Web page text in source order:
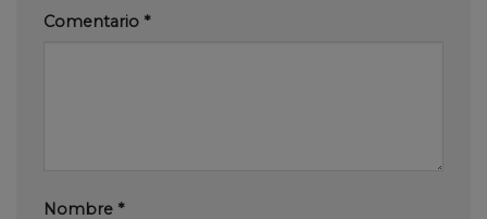
Comentario *
Nombre *